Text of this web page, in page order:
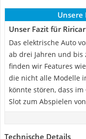
Unsere
Unser Fazit für
Das elektrische Auto
ab drei Jahren und bis
finden wir Features
die nicht alle Modelle
könnte stören, dass im
Slot zum Abspielen
Technische Details